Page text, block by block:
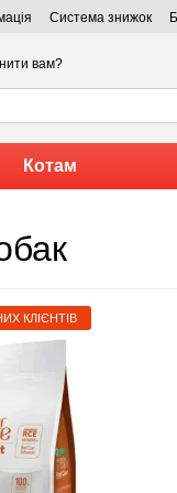
Система знижок
вам?
Котам
КЛІЄНТІВ